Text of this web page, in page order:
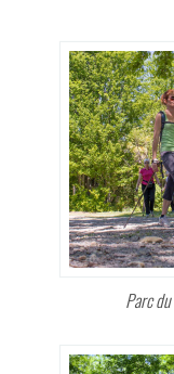
Parc